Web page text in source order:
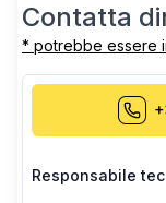
Contatta
* potrebbe essere
Responsabile